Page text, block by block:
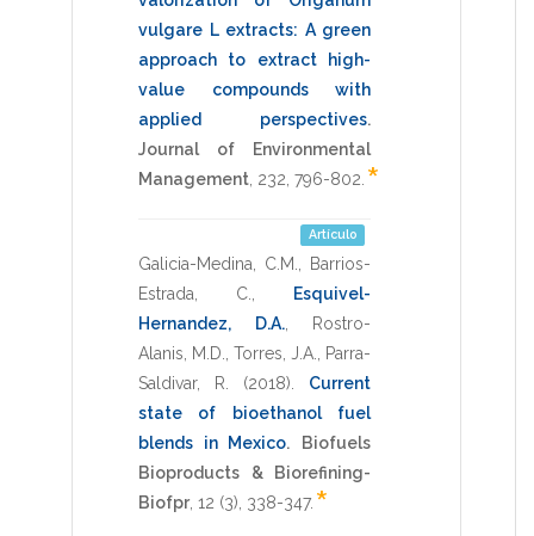
vulgare L extracts: A green
approach to extract high-
value compounds with
applied perspectives.
Journal of Environmental
Management 232 796-802 *
Artículo
Galicia-Medina, C.M.
Barrios-
Estrada, C.
Esquivel-
Hernandez, D.A., Rostro-
Alanis, M.D.
Torres, J.A.
Parra-
Saldivar, R.
(2018)
Current
state of bioethanol fuel
blends in Mexico.
Biofuels
Bioproducts & Biorefining-
Biofpr, 12 (3), 338-347. *